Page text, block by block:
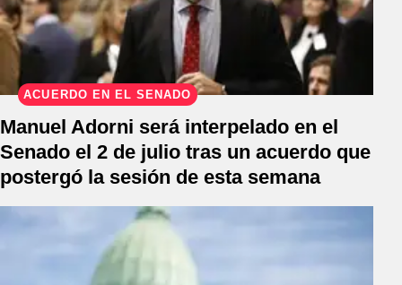
ACUERDO EN EL SENADO
Manuel Adorni será interpelado en el
Senado el 2 de julio tras un acuerdo que
postergó la sesión de esta semana